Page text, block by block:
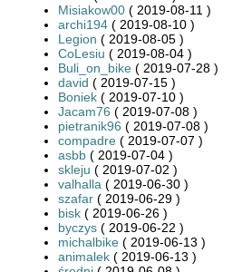
Misiakow00 ( 2019-08-11 )
archi194 ( 2019-08-10 )
Legion ( 2019-08-05 )
CoLesiu ( 2019-08-04 )
Buli_on_bike ( 2019-07-28 )
david ( 2019-07-15 )
Boniek ( 2019-07-10 )
Jacam76 ( 2019-07-08 )
pietranik96 ( 2019-07-08 )
compadre ( 2019-07-07 )
asbb ( 2019-07-04 )
skleju ( 2019-07-02 )
valhalla ( 2019-06-30 )
szafar ( 2019-06-29 )
bisk ( 2019-06-26 )
byczys ( 2019-06-22 )
michalbike ( 2019-06-13 )
animalek ( 2019-06-13 )